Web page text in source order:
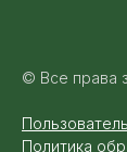
© Все права
Политика